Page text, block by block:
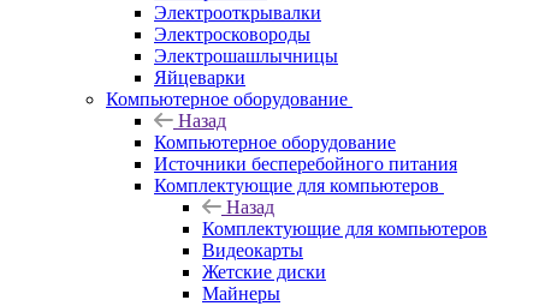
Электрооткрывалки
Электросковороды
Электрошашлычницы
Яйцеварки
Компьютерное оборудование
Назад
Компьютерное оборудование
Источники бесперебойного питания
Комплектующие для компьютеров
Назад
Комплектующие для компьютеров
Видеокарты
Жетские диски
Майнеры